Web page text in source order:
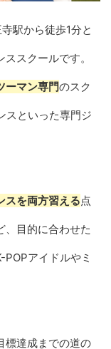
駅から徒歩1分と
スクールです。
ーマン専門のスク
スといった専門ジ
スを両方習える点
、目的に合わせた
アイドルやミ
標達成までの道の